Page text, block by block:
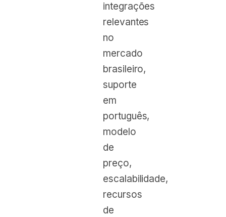
integrações
relevantes
no
mercado
brasileiro,
suporte
em
português,
modelo
de
preço,
escalabilidade,
recursos
de